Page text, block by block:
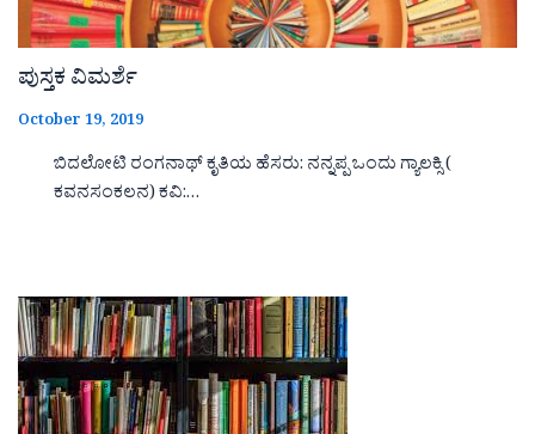
ಪುಸ್ತಕ ವಿಮರ್ಶೆ
October 19, 2019
ಬಿದಲೋಟಿ ರಂಗನಾಥ್ ಕೃತಿಯ ಹೆಸರು: ನನ್ನಪ್ಪ ಒಂದು ಗ್ಯಾಲಕ್ಸಿ (
ಕವನಸಂಕಲನ) ಕವಿ:…